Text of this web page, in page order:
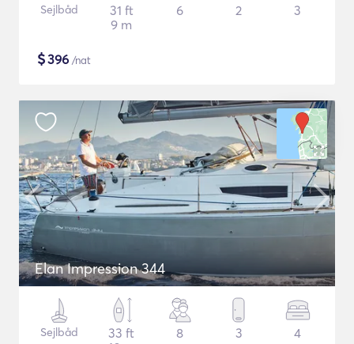
Sejlbåd
31 ft
9 m
6 2 3
$396 /nat
Elan Impression 344
Sejlbåd
33 ft
8 3 4